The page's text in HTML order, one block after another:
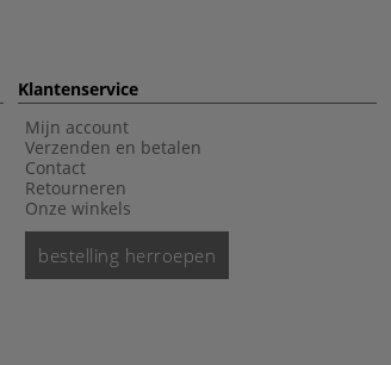
Klantenservice
Mijn account
Verzenden en betalen
Contact
Retourneren
Onze winkels
bestelling herroepen